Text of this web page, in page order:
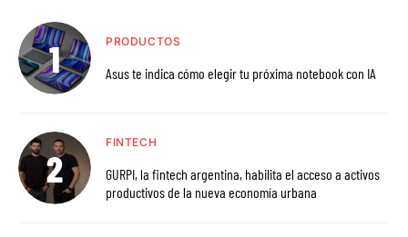
PRODUCTOS
Asus te indica cómo elegir tu próxima notebook con IA
FINTECH
GURPI, la fintech argentina, habilita el acceso a activos
productivos de la nueva economía urbana